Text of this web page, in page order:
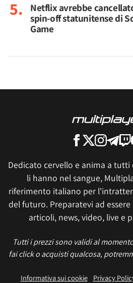
Netflix avrebbe
spin-off statunitense di
Game
Dedicato cervello e anima a
li hanno nel sangue,
riferimento italiano per
del futuro. Preparatevi ad
articoli, news, video, live e
Tutti i prezzi sono validi al
fai click o acquisti qualcosa,
Informativa sui cookie Privacy